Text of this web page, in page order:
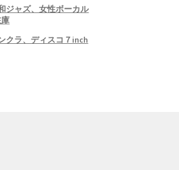
ジャズ、女性ボーカル
クラ、ディスコ７inch